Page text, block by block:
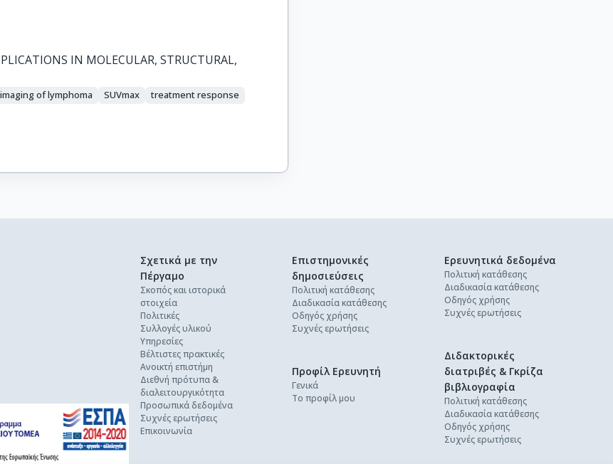
IN MOLECULAR, STRUCTURAL,
of lymphoma SUVmax treatment response
Σχετικά με την
Πέργαμο
Σκοπός και ιστορικά
στοιχεία
Πολιτικές
Συλλογές υλικού
Υπηρεσίες
Βέλτιστες πρακτικές
Ανοικτή επιστήμη
Διεθνή πρότυπα &
διαλειτουργικότητα
Προσωπικά δεδομένα
Συχνές ερωτήσεις
Επικοινωνία
Επιστημονικές
δημοσιεύσεις
Πολιτική κατάθεσης
Διαδικασία κατάθεσης
Οδηγός χρήσης
Συχνές ερωτήσεις
Ερευνητικά δεδομένα
Πολιτική κατάθεσης
Διαδικασία κατάθεσης
Οδηγός χρήσης
Συχνές ερωτήσεις
Διδακτορικές
διατριβές & Γκρίζα
βιβλιογραφία
Πολιτική κατάθεσης
Διαδικασία κατάθεσης
Οδηγός χρήσης
Συχνές ερωτήσεις
Προφίλ Ερευνητή
Γενικά
Το προφίλ μου